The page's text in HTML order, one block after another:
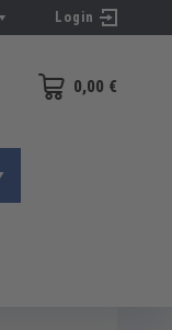
Login
0,00 €
Le panier contient